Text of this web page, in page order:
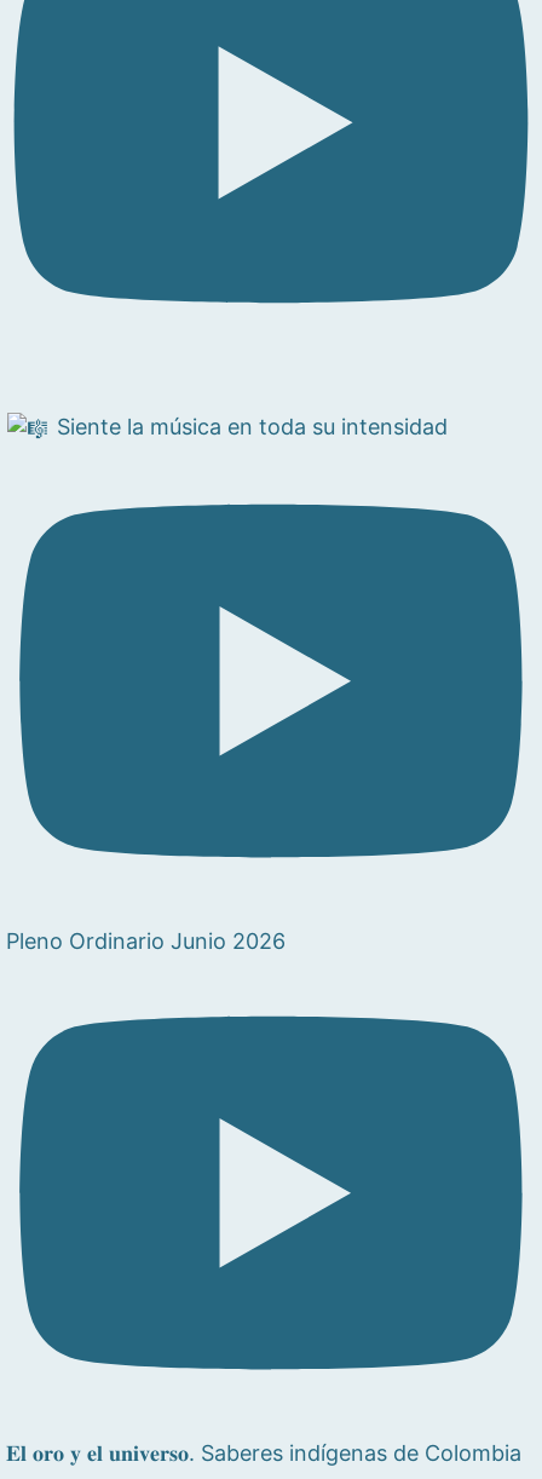
Siente la música en toda su intensidad
Pleno Ordinario Junio 2026
𝐄𝐥 𝐨𝐫𝐨 𝐲 𝐞𝐥 𝐮𝐧𝐢𝐯𝐞𝐫𝐬𝐨. Saberes indígenas de Colombia